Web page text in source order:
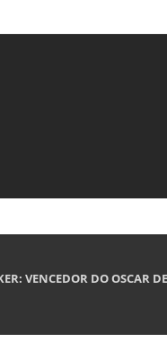
VENCEDOR DO OSCAR